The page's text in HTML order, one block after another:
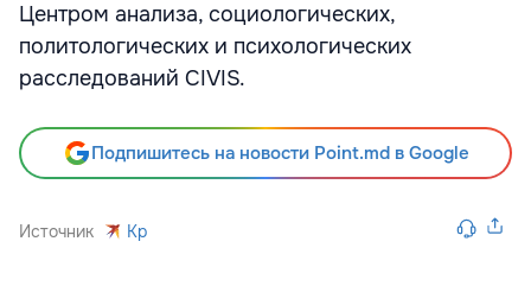
Центром анализа, социологических,
политологических и психологических
расследований CIVIS.
Подпишитесь на новости Point.md в Google
Источник Kp